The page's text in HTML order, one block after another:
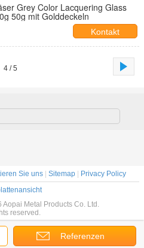
Grey Color Lacquering Glass
50g mit Golddeckeln
Kontakt
4 / 5
Referenzen
Sie uns Sitemap
Privacy Policy
Metal Products Co. Ltd.
reserved.